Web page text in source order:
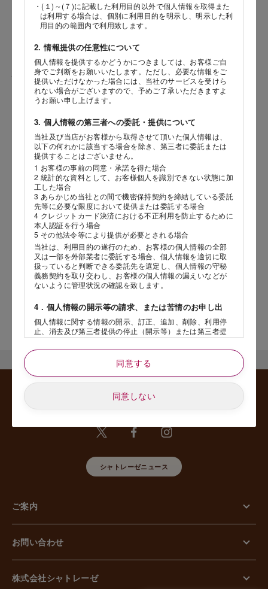
・(１)～(７)に記載した利用目的以外で個人情報を取得また
は利用する場合は、個別に利用目的を明示し、明示した利
用目的の範囲内で利用致します。
2. 情報提供の任意性について
個人情報を提供するかどうかにつきましては、お客様ご自
身でご判断をお願いいたします。ただし、必要な情報をご
提供いただけなかった場合には、当社のサービスを受けら
れない場合がございますので、予めご了承いただきますよ
うお願い申し上げます。
3. 個人情報の第三者への委託・提供について
当社及び当店がお客様から取得させて頂いた個人情報は、
以下の何れかに該当する場合を除き、第三者に委託または
提供することはございません。
1 お客様の事前の同意・承諾を得た場合
2 統計的な資料として、お客様個人を識別できない状態に加
工した場合
3 あらかじめ当社との間で機密保持契約を締結している委託
先等に必要な限度において提供または委託する場合
4 クレジットカード決済における不正利用を防止するために
本人認証を行う場合
5 その他法令等により提供が必要とされる場合
当社は、利用目的の遂行のため、お客様の個人情報の全部
又は一部を外部業者に委託する場合、個人情報を適切に取
扱っていると判断できる委託先を選定し、個人情報の守秘
義務契約を取り交わし、お客様の個人情報の漏えいなどが
ないように管理状況の確認を致します。
4．個人情報の開示等の請求、または苦情のお申し出
個人情報に関する情報の開示、訂正、追加、削除、利用停
止、消去及び第三者提供の停止（開示等）または第三者提
供記録の開示、若しくは利用目的の通知等（以下、「開示
等の請求」といいます）のご請求があった場合または苦情
のお申し出があった場合には、請求者がご本人であること
あるいは正式な代理人として認められる方であることを確
認させていただいたうえで、特別な理由のない限り合理的
5. 個人情報の安全管理のために講じた措置について
当社は外的環境を把握した上で個人情報の安全管理のため
に以下の措置をしております。
組織体制の整備、個人情報の取扱いに係る規律に従った運
用、個人情報の取扱い状況を確認する手段の整備、漏えい
等事案に対応する体制の整備、取扱い状況の把握及び安全
【人的安全管理措置】
期的な教育等を行っております。また、個人情報の秘密保
【物理的安全管理措置】
止、個人情報の削除及び機器、電子媒体等の廃棄に関し
て、必要な措置を講じています。
同意する
同意しない
番地以降
年
月 日
店舗サービスに関するお問い合わせにつきましては、内容欄に『店
舗名』を記載いただけますと幸いです。
シャトレーゼニュース
ご案内
お問い合わせ
株式会社シャトレーゼ
岳や末広がりを意味す
やつ時」という意味を込
。雄大な八ヶ岳山麓の自
れる、こだわりのスイー
海外 Overseas shops
Indonesia
Malaysia
Hong Kong
UAE
Thailand
Vietnam